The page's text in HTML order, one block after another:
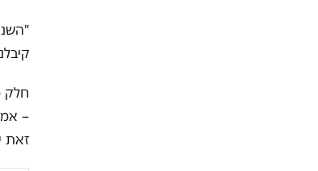
חלק
–
זאת